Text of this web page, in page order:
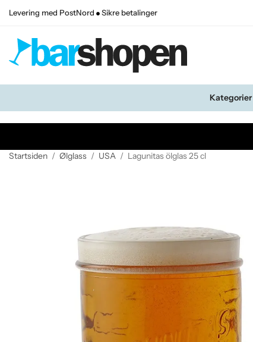
Levering med PostNord Sikre betalinger
Kategorier
Startsiden / Ølglass / USA / Lagunitas ölglas 25 cl